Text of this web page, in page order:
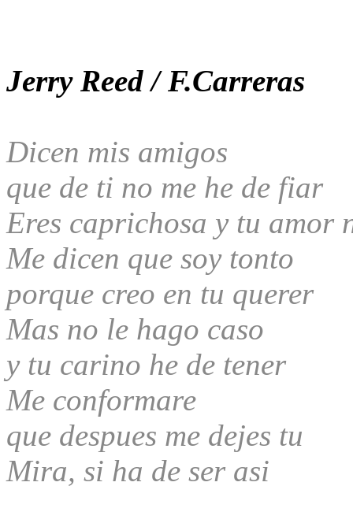
Jerry Reed / F.Carreras
Dicen mis amigos
que de ti no me he de fiar
Eres caprichosa y tu amor
Me dicen que soy tonto
porque creo en tu querer
Mas no le hago caso
y tu carino he de tener
Me conformare
que despues me dejes tu
Mira, si ha de ser asi